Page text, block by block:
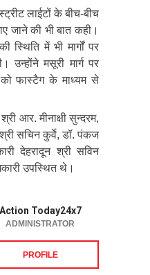
लाईटों के बीच-बीच
जाने की भी बात कही।
में भी मार्गों पर
उन्होंने मसूरी मार्ग पर
फास्टैग के माध्यम से
आर. मीनाक्षी सुन्दरम,
सचिन कुर्वे, डॉ. पंकज
देहरादून श्री सविन
उपस्थित थे।
Action Today24x7
ADMINISTRATOR
PROFILE